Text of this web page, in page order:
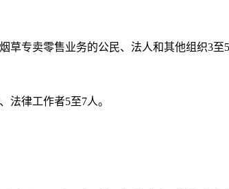
草专卖零售业务的公民、法人和其他组织3至
法律工作者5至7人。